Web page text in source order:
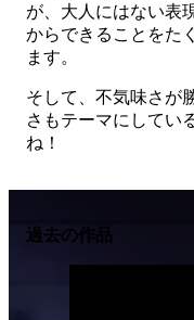
が、大人にはない表
からできることをた
ます。
そして、不気味さが
さもテーマにしてい
ね！
過去の作品